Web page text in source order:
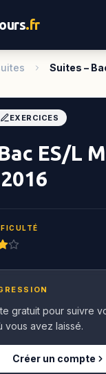
.fr
Suites –
EXERCICES
ES/L
gratuit pour suivre
vous avez laissé.
Créer un compte